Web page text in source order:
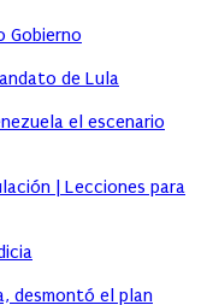
Gobierno
de Lula
el escenario
| Lecciones para
desmontó el plan